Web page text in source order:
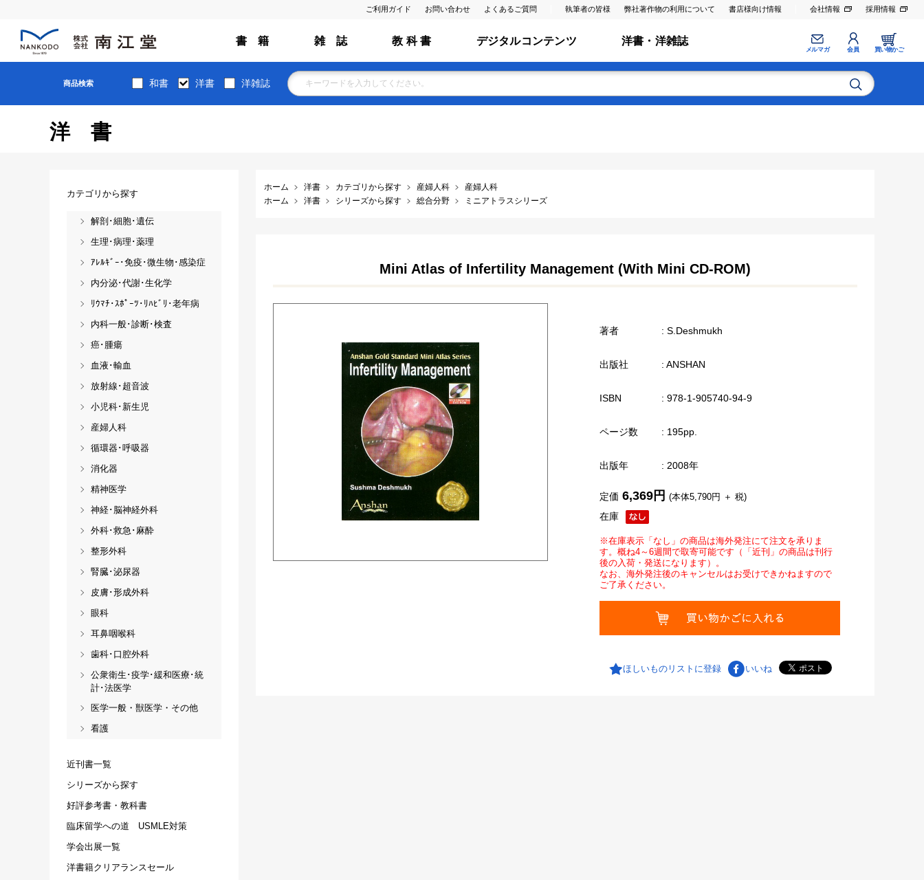
ご利用ガイド お問い合わせ よくあるご質問 執筆者の皆様 弊社著作物の利用について 書店様向け情報 会社情報 採用情報
書 籍 雑 誌 教 科 書 デジタルコンテンツ 洋書・洋雑誌
メルマガ 会員 買い物かご
商品検索 和書 洋書 洋雑誌
洋書
ホーム 洋書 カテゴリから探す 産婦人科
産婦人科
ホーム
洋書 シリーズから探す 総合分野 ミニアトラスシリーズ
Mini Atlas of Infertility Management (With Mini CD-ROM)
著者 : S.Deshmukh
出版社 : ANSHAN
ISBN : 978-1-905740-94-9
ページ数 : 195pp.
出版年 : 2008年
在庫
定価 6,369円 (本体5,790円 ＋ 税)
※在庫表示「なし」の商品は海外発注にて注文を承りま
す。概ね4～6週間で取寄可能です（「近刊」の商品は刊行
後の入荷・発送になります）。
なお、海外発注後のキャンセルはお受けできかねますので
ご了承ください。
ほしいものリストに登録 いいね
カテゴリから探す
解剖･細胞･遺伝
生理･病理･薬理
ｱﾚﾙｷﾞｰ･免疫･微生物･感染症
内分泌･代謝･生化学
ﾘｳﾏﾁ･ｽﾎﾟｰﾂ･ﾘﾊﾋﾞﾘ･老年病
内科一般･診断･検査
癌･腫瘍
血液･輸血
放射線･超音波
小児科･新生児
産婦人科
循環器･呼吸器
消化器
精神医学
神経･脳神経外科
外科･救急･麻酔
整形外科
腎臓･泌尿器
皮膚･形成外科
眼科
耳鼻咽喉科
歯科･口腔外科
公衆衛生･疫学･緩和医療･統
計･法医学
医学一般・獣医学・その他
看護
近刊書一覧
シリーズから探す
好評参考書・教科書
臨床留学への道 USMLE対策
学会出展一覧
洋書籍クリアランスセール